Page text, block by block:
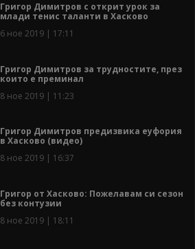
Григор Димитров с открит урок за
млади тенис таланти в Хасково
6 ное 2019 | 17:11
Григор Димитров за трудностите, през
които е преминал
8 ное 2019 | 11:23
Григор Димитров предизвика еуфория
в Хасково (видео)
8 ное 2019 | 16:37
Григор от Хасково: Пожелавам си сезон
без контузии
8 ное 2019 | 18:11